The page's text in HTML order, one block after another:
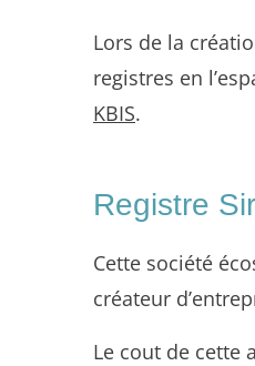
Lors de la
registres en
KBIS.
Registre
Cette société
créateur
Le cout de cette